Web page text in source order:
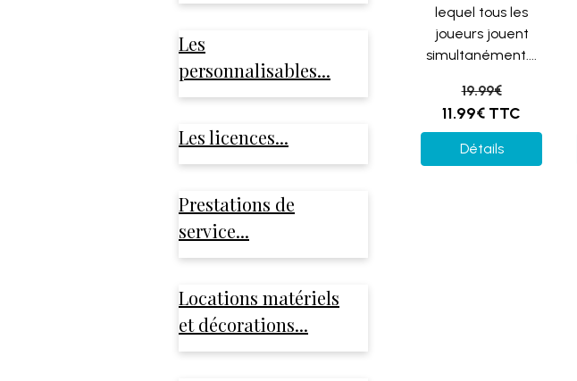
lequel tous les
joueurs jouent
simultanément....
19.99€
11.99€ TTC
Détails
Les
personnalisables...
Les licences...
Prestations de
service...
Locations matériels
et décorations...